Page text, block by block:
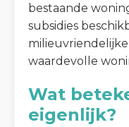
bestaande
subsidies
waardevolle
Wat
eigenlijk?